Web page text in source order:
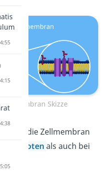
Zellmembran Skizze
findest die Zellmembran
Eukaryotenals auch bei